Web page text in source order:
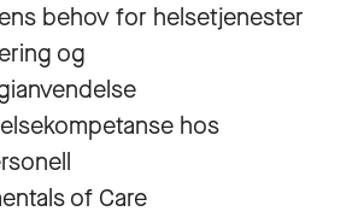
behov for helsetjenester
og
hos
of Care